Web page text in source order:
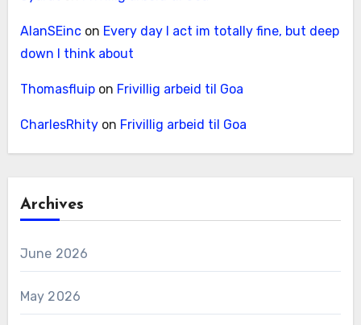
AlanSEincon Every day I act im totally fine, but deep
down I think about
Thomasfluipon Frivillig arbeid til Goa
CharlesRhityon Frivillig arbeid til Goa
Archives
June 2026
May 2026